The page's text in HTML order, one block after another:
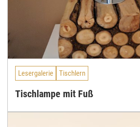
Lesergalerie Tischlern
Tischlampe mit Fuß